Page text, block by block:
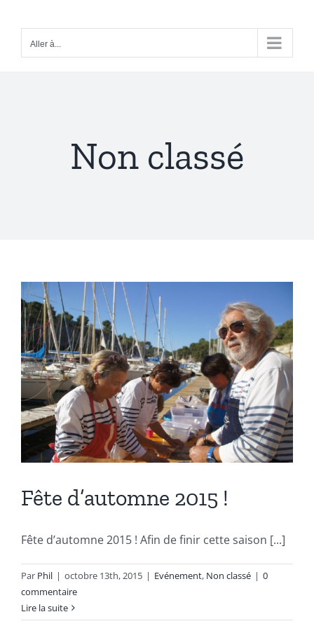
contenuAller à...
Non classé
Fête d’automne 2015 !
Fête d’automne 2015 ! Afin de finir cette saison [...]
Par Phil | octobre 13th, 2015 | Evénement, Non classé | 0
commentaire
Lire la suite